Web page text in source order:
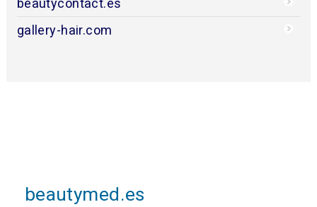
beautycontact.es
gallery-hair.com
beautymed.es